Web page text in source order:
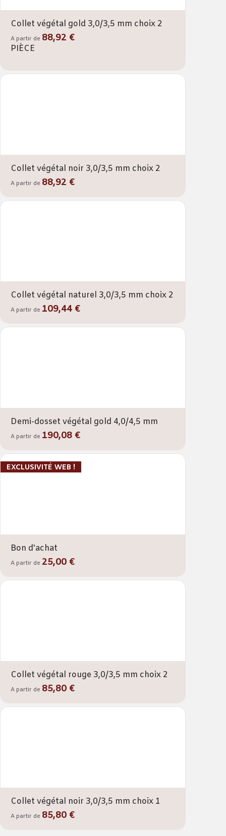
Collet végétal gold 3,0/3,5 mm choix 2
A partir de 88,92 €
PIÈCE
Collet végétal noir 3,0/3,5 mm choix 2
A partir de 88,92 €
Collet végétal naturel 3,0/3,5 mm choix 2
A partir de 109,44 €
Demi-dosset végétal gold 4,0/4,5 mm
A partir de 190,08 €
Bon d'achat
EXCLUSIVITÉ WEB !
A partir de 25,00 €
Collet végétal rouge 3,0/3,5 mm choix 2
A partir de 85,80 €
Collet végétal noir 3,0/3,5 mm choix 1
A partir de 85,80 €